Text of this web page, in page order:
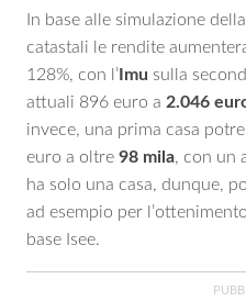
In base alle simulazione della
catastali le rendite
128%, con l’ Imu sulla
attuali 896 euro a 2.046
invece, una prima casa
euro a oltre 98 mila, con un
ha solo una casa, dunque,
ad esempio per
base Isee.